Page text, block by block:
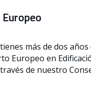
más de dos
en
de nuestro